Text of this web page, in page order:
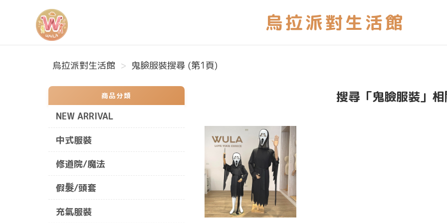
烏拉派對生活館
烏拉派對生活館 鬼臉服裝搜尋 (第1頁)
商品分類
NEW ARRIVAL
中式服裝
修道院/魔法
假髮/頭套
充氣服裝
搜尋「鬼臉服裝」